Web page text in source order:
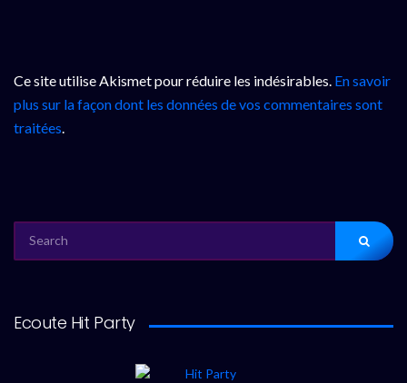
Ce site utilise Akismet pour réduire les indésirables. En savoir
plus sur la façon dont les données de vos commentaires sont
traitées.
FOR:
Ecoute Hit Party